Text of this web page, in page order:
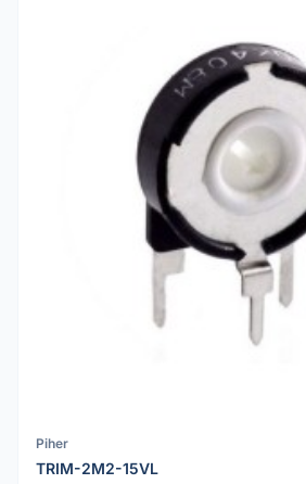
Piher
TRIM-2M2-15VL